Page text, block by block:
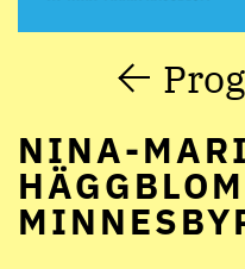
NINA-